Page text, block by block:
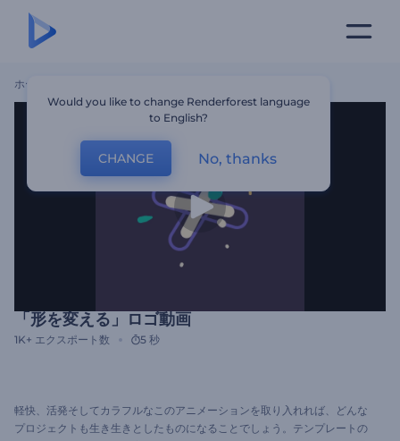
ホーム
「形を変える」ロゴ動画
1K+ エクスポート数 5 秒
軽快、活発そしてカラフルなこのアニメーションを取り入れれば、どんな
プロジェクトも生き生きとしたものになることでしょう。テンプレートの
Would you like to change Renderforest language
to English?
CHANGE No, thanks